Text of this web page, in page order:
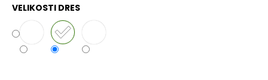
VELIKOSTI DRES